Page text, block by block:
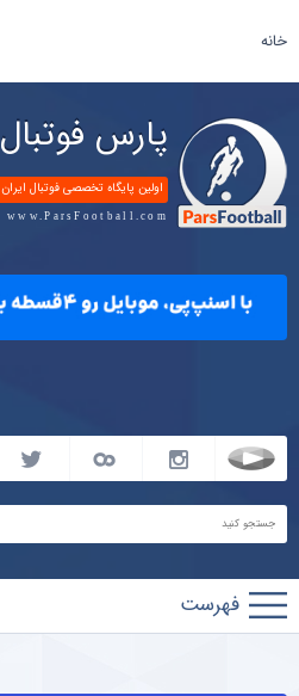
خانه
پارس فوتبال
اولین پایگاه تخصصی فوتبال ایران
www.ParsFootball.com
پارس
فوتبال